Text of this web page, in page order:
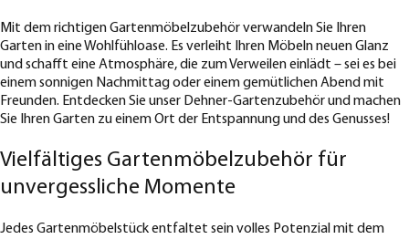
Mit dem richtigen Gartenmöbelzubehör verwandeln Sie Ihren
Garten in eine Wohlfühloase. Es verleiht Ihren Möbeln neuen Glanz
und schafft eine Atmosphäre, die zum Verweilen einlädt – sei es bei
einem sonnigen Nachmittag oder einem gemütlichen Abend mit
Freunden. Entdecken Sie unser Dehner-Gartenzubehör und machen
Sie Ihren Garten zu einem Ort der Entspannung und des Genusses!
Vielfältiges Gartenmöbelzubehör für
unvergessliche Momente
Jedes Gartenmöbelstück entfaltet sein volles Potenzial mit dem